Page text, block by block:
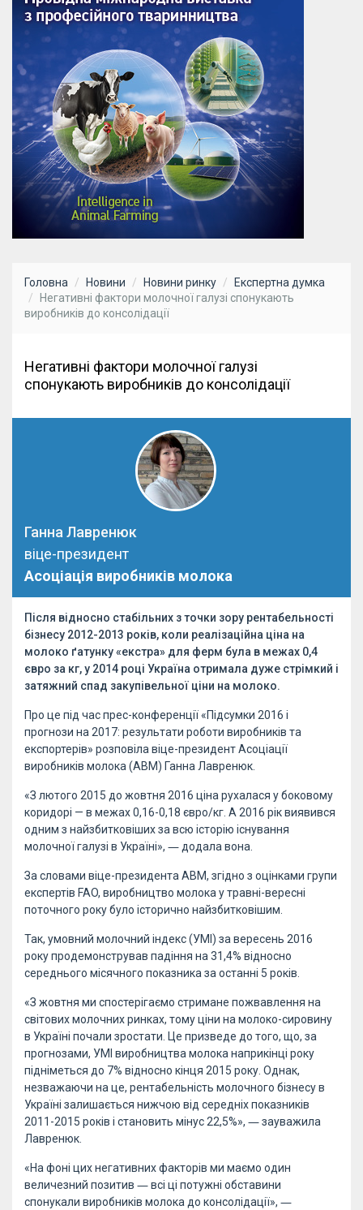
Головна Новини Новини ринку
Експертна думка
Негативні фактори молочної галузі спонукають
виробників до консолідації
Негативні фактори молочної галузі
спонукають виробників до консолідації
Ганна Лавренюк
віце-президент
Асоціація виробників молока
Після відносно стабільних з точки зору рентабельності
бізнесу 2012-2013 років, коли реалізаційна ціна на
молоко ґатунку «екстра» для ферм була в межах 0,4
євро за кг, у 2014 році Україна отримала дуже стрімкий і
затяжний спад закупівельної ціни на молоко.
Про це під час прес-конференції «Підсумки 2016 і
прогнози на 2017: результати роботи виробників та
експортерів» розповіла віце-президент Асоціації
виробників молока (АВМ) Ганна Лавренюк.
«З лютого 2015 до жовтня 2016 ціна рухалася у боковому
коридорі — в межах 0,16-0,18 євро/кг. А 2016 рік виявився
одним з найзбитковіших за всю історію існування
молочної галузі в Україні», ― додала вона.
За словами віце-президента АВМ, згідно з оцінками групи
експертів FAO, виробництво молока у травні-вересні
поточного року було історично найзбитковішим.
Так, умовний молочний індекс (УМІ) за вересень 2016
року продемонстрував падіння на 31,4% відносно
середнього місячного показника за останні 5 років.
«З жовтня ми спостерігаємо стримане пожвавлення на
світових молочних ринках, тому ціни на молоко-сировину
в Україні почали зростати. Це призведе до того, що, за
прогнозами, УМІ виробництва молока наприкінці року
підніметься до 7% відносно кінця 2015 року. Однак,
незважаючи на це, рентабельність молочного бізнесу в
Україні залишається нижчою від середніх показників
2011-2015 років і становить мінус 22,5%», ― зауважила
Лавренюк.
«На фоні цих негативних факторів ми маємо один
величезний позитив ― всі ці потужні обставини
спонукали виробників молока до консолідації», ―